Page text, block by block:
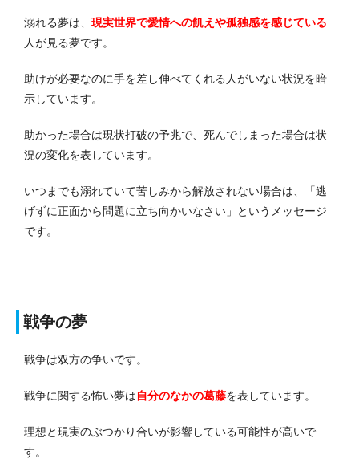
溺れる夢は、 現実世界で愛情への飢えや孤独感を感じている
人が見る夢です。
助けが必要なのに手を差し伸べてくれる人がいない状況を暗
示しています。
助かった場合は現状打破の予兆で、死んでしまった場合は状
況の変化を表しています。
いつまでも溺れていて苦しみから解放されない場合は、「逃
げずに正面から問題に立ち向かいなさい」というメッセージ
です。
戦争の夢
戦争は双方の争いです。
戦争に関する怖い夢は自分のなかの葛藤を表しています。
理想と現実のぶつかり合いが影響している可能性が高いで
す。